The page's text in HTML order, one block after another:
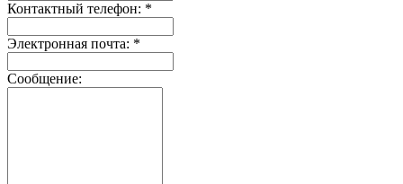
Контактный телефон: *
Электронная почта: *
Сообщение: